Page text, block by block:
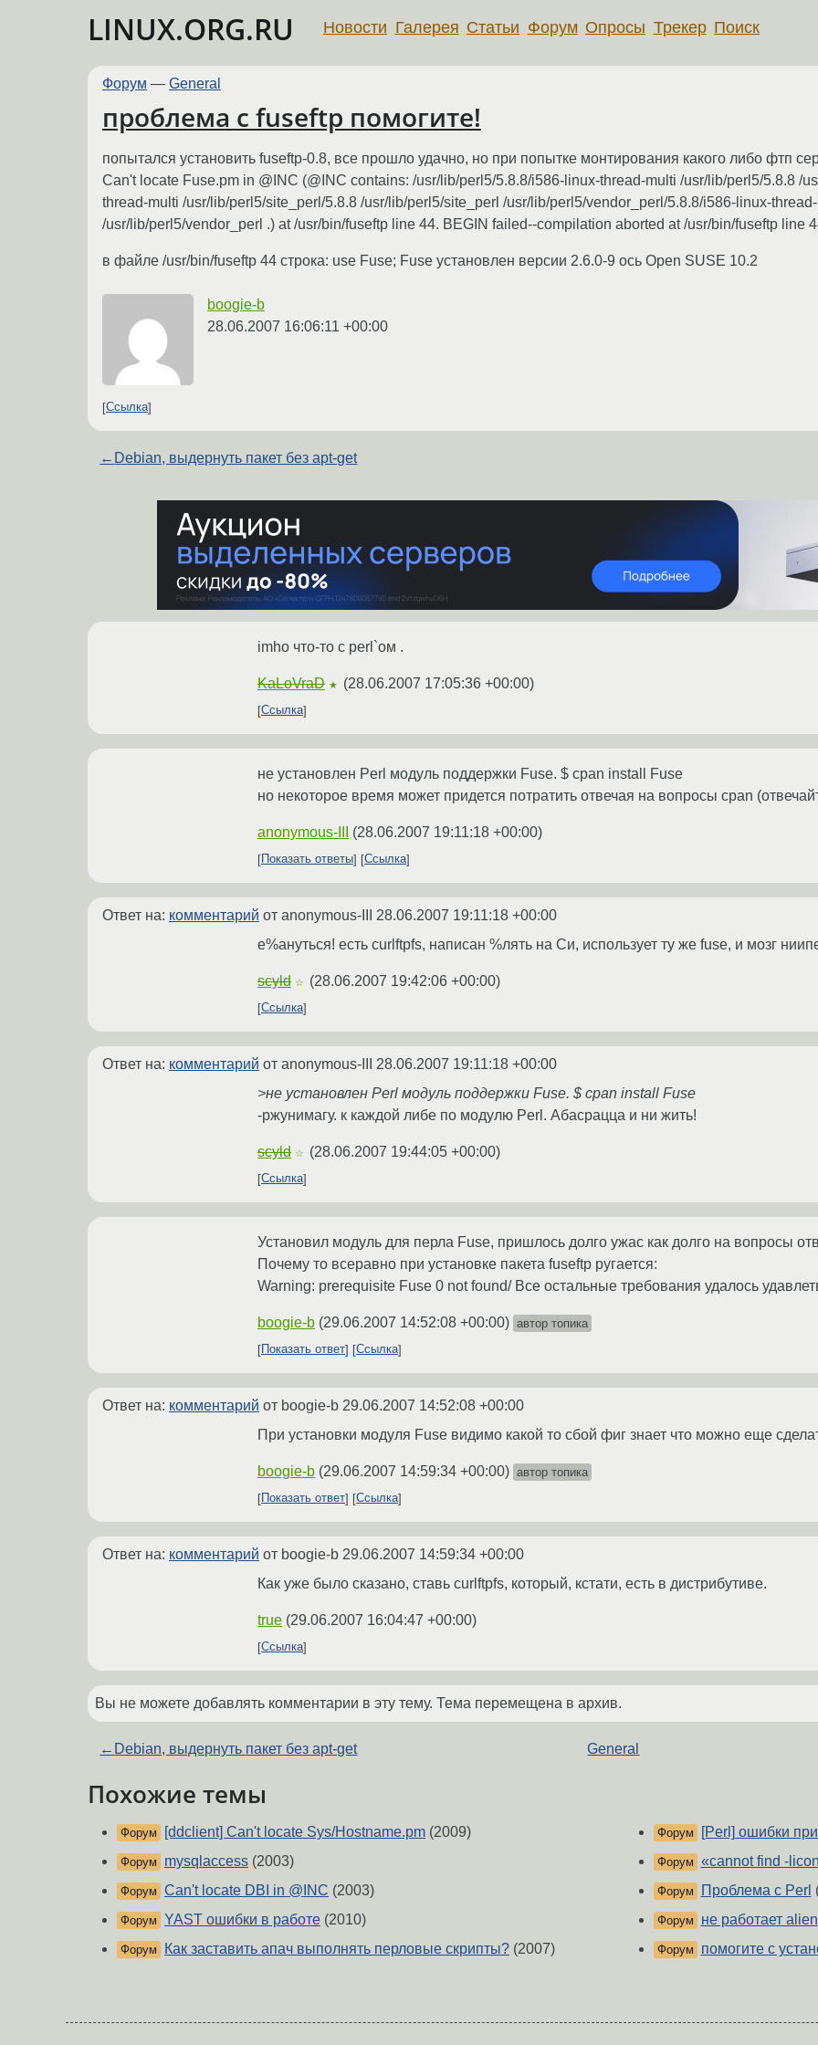
LINUX.ORG.RU Новости Галерея Статьи Форум Опросы Трекер Поиск
Форум — General
проблема с fuseftp помогите!
попытался установить fuseftp-0.8, все прошло удачно, но при попытке монтирования какого либо фтп
Can't locate Fuse.pm in @INC (@INC contains: /usr/lib/perl5/5.8.8/i586-linux-thread-multi /usr/lib/perl5/5.8.8 /
thread-multi /usr/lib/perl5/site_perl/5.8.8 /usr/lib/perl5/site_perl /usr/lib/perl5/vendor_perl/5.8.8/i586-linux-
/usr/lib/perl5/vendor_perl .) at /usr/bin/fuseftp line 44. BEGIN failed--compilation aborted at /usr/bin/fuseftp line
в файле /usr/bin/fuseftp 44 строка: use Fuse; Fuse установлен версии 2.6.0-9 ось Open SUSE 10.2
boogie-b
28.06.2007 16:06:11 +00:00
Ссылка
← Debian, выдернуть пакет без apt-get
imho что-то с perl`ом .
KaLoVraD ★ (28.06.2007 17:05:36 +00:00)
Ссылка
не установлен Perl модуль поддержки Fuse. $ cpan install Fuse
но некоторое время может придется потратить отвечая на вопросы cpan
anonymous-III (28.06.2007 19:11:18 +00:00)
Показать ответы Ссылка
Ответ на: комментарий от anonymous-III 28.06.2007 19:11:18 +00:00
е%ануться! есть curlftpfs, написан %лять на Си, использует ту же fuse, и мозг
scyld ☆ (28.06.2007 19:42:06 +00:00)
Ссылка
Ответ на: комментарий от anonymous-III 28.06.2007 19:11:18 +00:00
>не установлен Perl модуль поддержки Fuse. $ cpan install Fuse
-ржунимагу. к каждой либе по модулю Perl. Абасрацца и ни жить!
scyld ☆ (28.06.2007 19:44:05 +00:00)
Ссылка
Установил модуль для перла Fuse, пришлось долго ужас как долго на вопросы
Почему то всеравно при установке пакета fuseftp ругается:
Warning: prerequisite Fuse 0 not found/ Все остальные требования удалось
boogie-b (29.06.2007 14:52:08 +00:00) автор топика
Показать ответ
Ссылка
Ответ на: комментарий от boogie-b 29.06.2007 14:52:08 +00:00
При установки модуля Fuse видимо какой то сбой фиг знает что можно еще
boogie-b (29.06.2007 14:59:34 +00:00) автор топика
Показать ответ
Ссылка
Ответ на: комментарий от boogie-b 29.06.2007 14:59:34 +00:00
Как уже было сказано, ставь curlftpfs, который, кстати, есть в дистрибутиве.
true (29.06.2007 16:04:47 +00:00)
Ссылка
Вы не можете добавлять комментарии в эту тему. Тема перемещена в архив.
← Debian, выдернуть пакет без apt-get General
Похожие темы
Форум [ddclient] Can't locate Sys/Hostname.pm (2009)
Форум mysqlaccess (2003)
Форум Can't locate DBI in @INC (2003)
Форум YAST ошибки в работе (2010)
Форум Как заставить апач выполнять перловые скрипты? (2007)
Форум [Perl] ошибки
Форум «cannot find -
Форум Проблема с Perl
Форум не работает alien
Форум помогите с